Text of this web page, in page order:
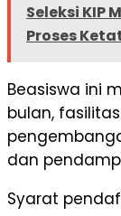
Seleksi KIP
Proses
Beasiswa ini
bulan,
dan
Syarat